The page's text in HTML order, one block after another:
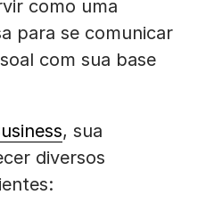
como uma
para se comunicar
com sua base
, sua
diversos